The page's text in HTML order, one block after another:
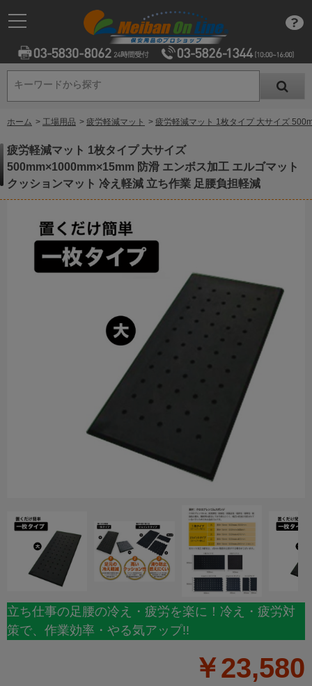
キーワードから探す
キーワードから探す
ホーム > 工場用品 > 疲労軽減マット > 疲労軽減マット 1枚タイプ 大サイズ
疲労軽減マット 1枚タイプ 大サイズ
500mm×1000mm×15mm 防滑 エンボス加工 エルゴマット
クッションマット 冷え軽減 立ち作業 足腰負担軽減
立ち仕事の足腰の冷え・疲労を楽に！冷え・疲労対
策で、作業効率・やる気アップ!!
￥23,580